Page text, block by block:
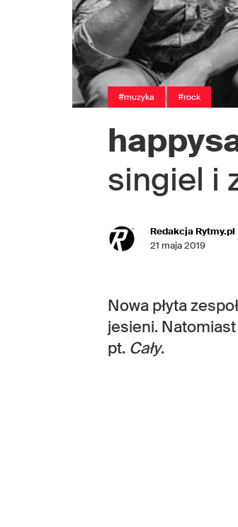
#muzyka #rock
singiel i
Redakcja Rytmy.pl
21 maja 2019
Nowa płyta
jesieni.
pt. Cały.